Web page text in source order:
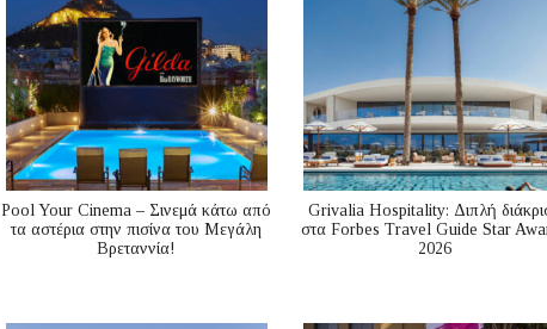
Pool Your Cinema – Σινεμά κάτω από
τα αστέρια στην πισίνα του Μεγάλη
Βρεταννία!
Grivalia Hospitality: Διπλή
στα Forbes Travel Guide Star
2026